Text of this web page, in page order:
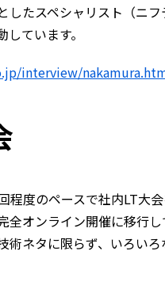
したスペシャリスト（ニ
ています。
interview/
程度のペースで社内LT大会
全オンライン開催に移行
術ネタに限らず、いろいろ